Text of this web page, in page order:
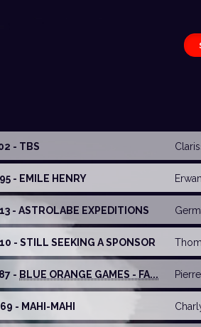
- TBS
- EMILE HENRY
- ASTROLABE EXPEDITIONS
- STILL SEEKING A SPONSOR
- BLUE ORANGE GAMES - FA...
- MAHI-MAHI